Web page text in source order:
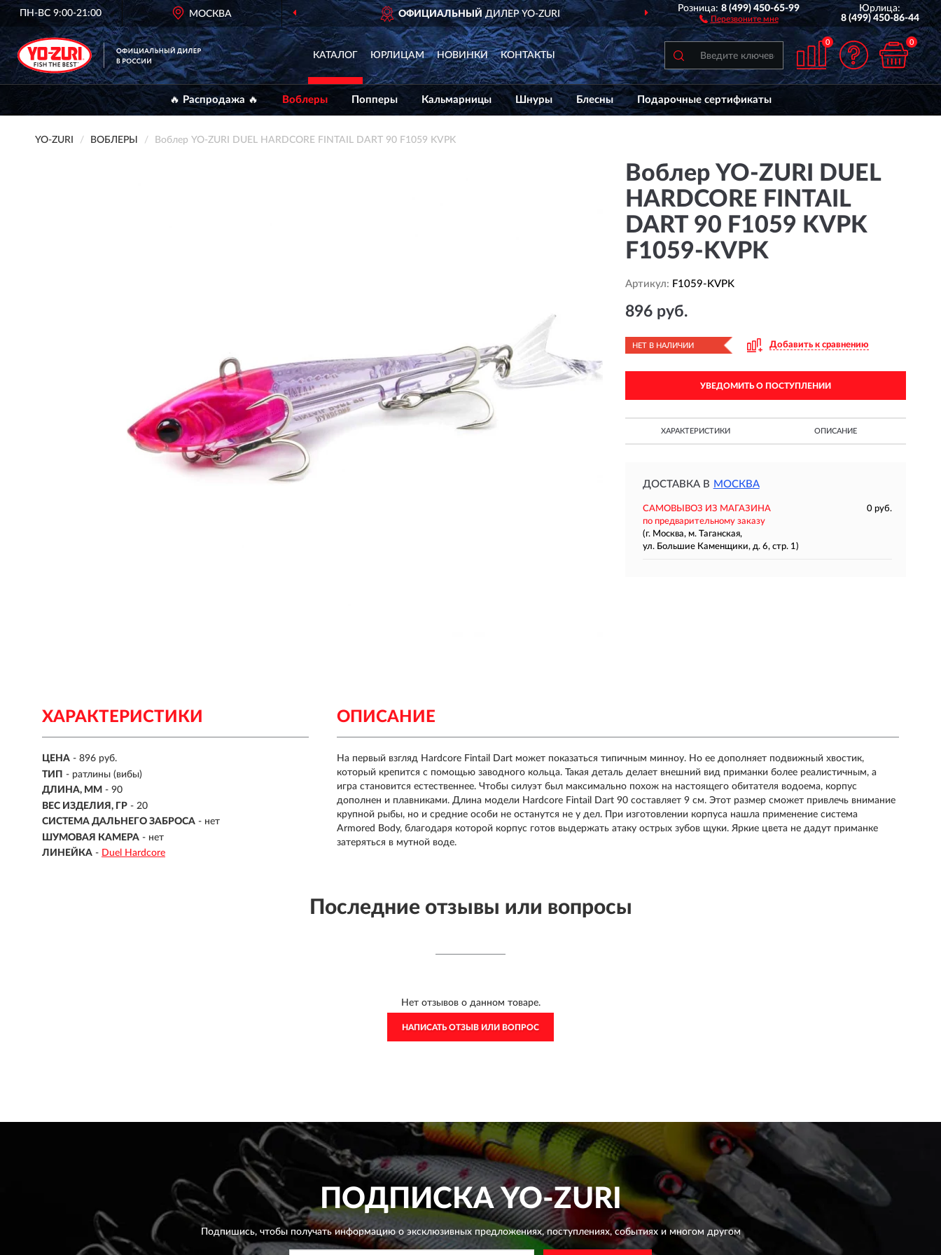
ПН-ВС 9:00-21:00 МОСКВА ОФИЦИАЛЬНЫЙ ДИЛЕР YO-ZURI ДОСТАВИМ ПО ВСЕЙ РОССИИ
Розница:8 (499) 450-65-99
Перезвоните мне
Юрлица:
8 (499) 450-86-44
КАТАЛОГ ЮРЛИЦАМ НОВИНКИ КОНТАКТЫ
0 0
🔥 Распродажа 🔥 Воблеры Попперы Кальмарницы Шнуры Блесны Подарочные сертификаты
YO-ZURI ВОБЛЕРЫ Воблер YO-ZURI DUEL HARDCORE FINTAIL DART 90 F1059 KVPK
Воблер YO-ZURI DUEL
HARDCORE FINTAIL
DART 90 F1059 KVPK
F1059-KVPK
Артикул: F1059-KVPK
896 руб.
НЕТ В НАЛИЧИИ Добавить к сравнению
УВЕДОМИТЬ О ПОСТУПЛЕНИИ
ХАРАКТЕРИСТИКИ ОПИСАНИЕ
ДОСТАВКА В МОСКВА
САМОВЫВОЗ ИЗ МАГАЗИНА
0 руб.
по предварительному заказу
(г. Москва, м. Таганская,
ул. Большие Каменщики, д. 6, стр. 1)
ХАРАКТЕРИСТИКИ
ЦЕНА - 896 руб.
ТИП - ратлины (вибы)
ДЛИНА, ММ - 90
ВЕС ИЗДЕЛИЯ, ГР - 20
СИСТЕМА ДАЛЬНЕГО ЗАБРОСА - нет
ШУМОВАЯ КАМЕРА - нет
ЛИНЕЙКА - Duel Hardcore
ОПИСАНИЕ
На первый взгляд Hardcore Fintail Dart может показаться типичным минноу. Но ее дополняет подвижный хвостик,
который крепится с помощью заводного кольца. Такая деталь делает внешний вид приманки более реалистичным, а
игра становится естественнее. Чтобы силуэт был максимально похож на настоящего обитателя водоема, корпус
дополнен и плавниками. Длина модели Hardcore Fintail Dart 90 составляет 9 см. Этот размер сможет привлечь внимание
крупной рыбы, но и средние особи не останутся не у дел. При изготовлении корпуса нашла применение система
Armored Body, благодаря которой корпус готов выдержать атаку острых зубов щуки. Яркие цвета не дадут приманке
затеряться в мутной воде.
Последние отзывы или вопросы
Нет отзывов о данном товаре.
НАПИСАТЬ ОТЗЫВ ИЛИ ВОПРОС
ПОДПИСКАYO-ZURI
Подпишись, чтобы получать информацию о эксклюзивных предложениях,поступлениях, событиях и многом другом